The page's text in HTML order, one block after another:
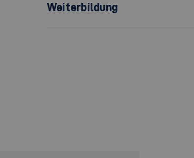
Weiterbildung